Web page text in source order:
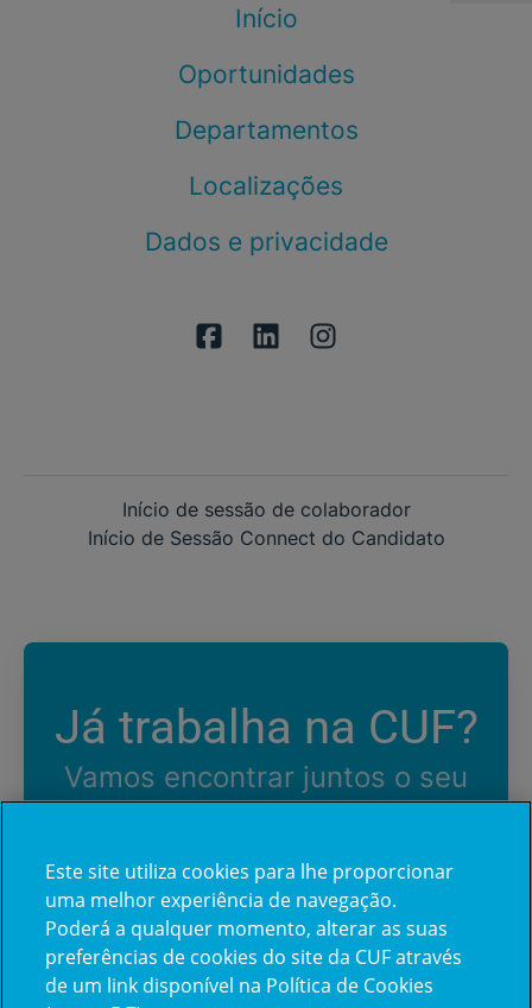
Início
Oportunidades
Departamentos
Localizações
Dados e privacidade
Início de sessão de colaborador
Início de Sessão Connect do Candidato
Já trabalha na CUF?
Vamos encontrar juntos o seu
Iniciar sessão
Este site utiliza cookies para lhe proporcionar
uma melhor experiência de navegação.
Poderá a qualquer momento, alterar as suas
preferências de cookies do site da CUF através
de um link disponível na Política de Cookies